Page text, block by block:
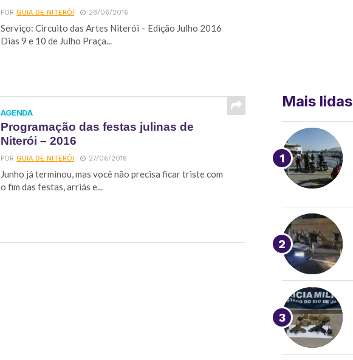
PORGUIA DE NITERÓI 28/06/2016
Serviço: Circuito das Artes Niterói – Edição Julho 2016
Dias 9 e 10 de Julho Praça...
AGENDA
Programação das festas julinas de
Niterói – 2016
PORGUIA DE NITERÓI 27/06/2016
Junho já terminou, mas você não precisa ficar triste com
o fim das festas, arriás e...
Mais lidas